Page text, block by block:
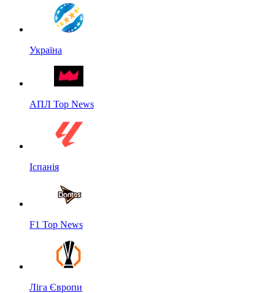
Україна
АПЛ Top News
Іспанія
F1 Top News
Ліга Європи